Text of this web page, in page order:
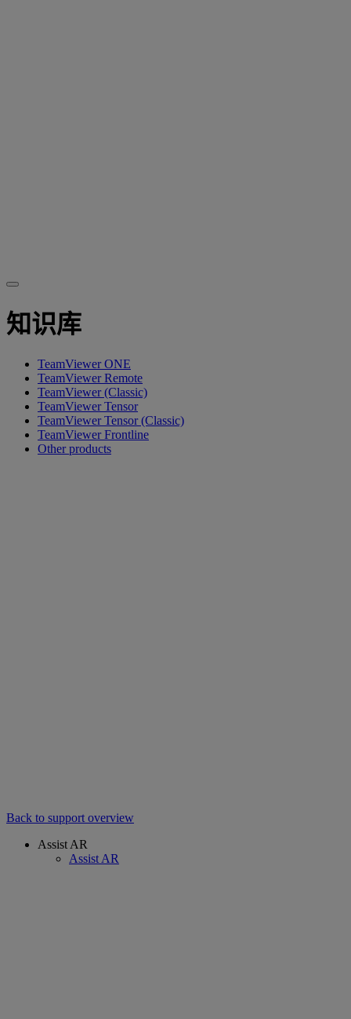
知识库
TeamViewer ONE
TeamViewer Remote
TeamViewer (Classic)
TeamViewer Tensor
TeamViewer Tensor (Classic)
TeamViewer Frontline
Other products
Back to support overview
Assist AR
Assist AR